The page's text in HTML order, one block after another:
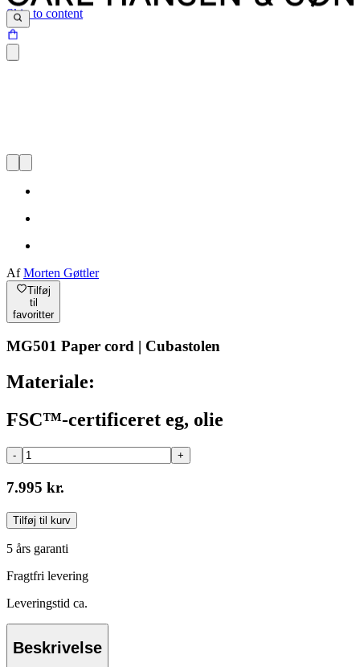
Skip to content
AfMorten Gøttler
Tilføj
til
favoritter
MG501 Paper cord | Cubastolen
Materiale:
FSC™-certificeret eg, olie
- +
7.995 kr.
Tilføj til kurv
5 års garanti
Fragtfri levering
Leveringstid ca.
Beskrivelse